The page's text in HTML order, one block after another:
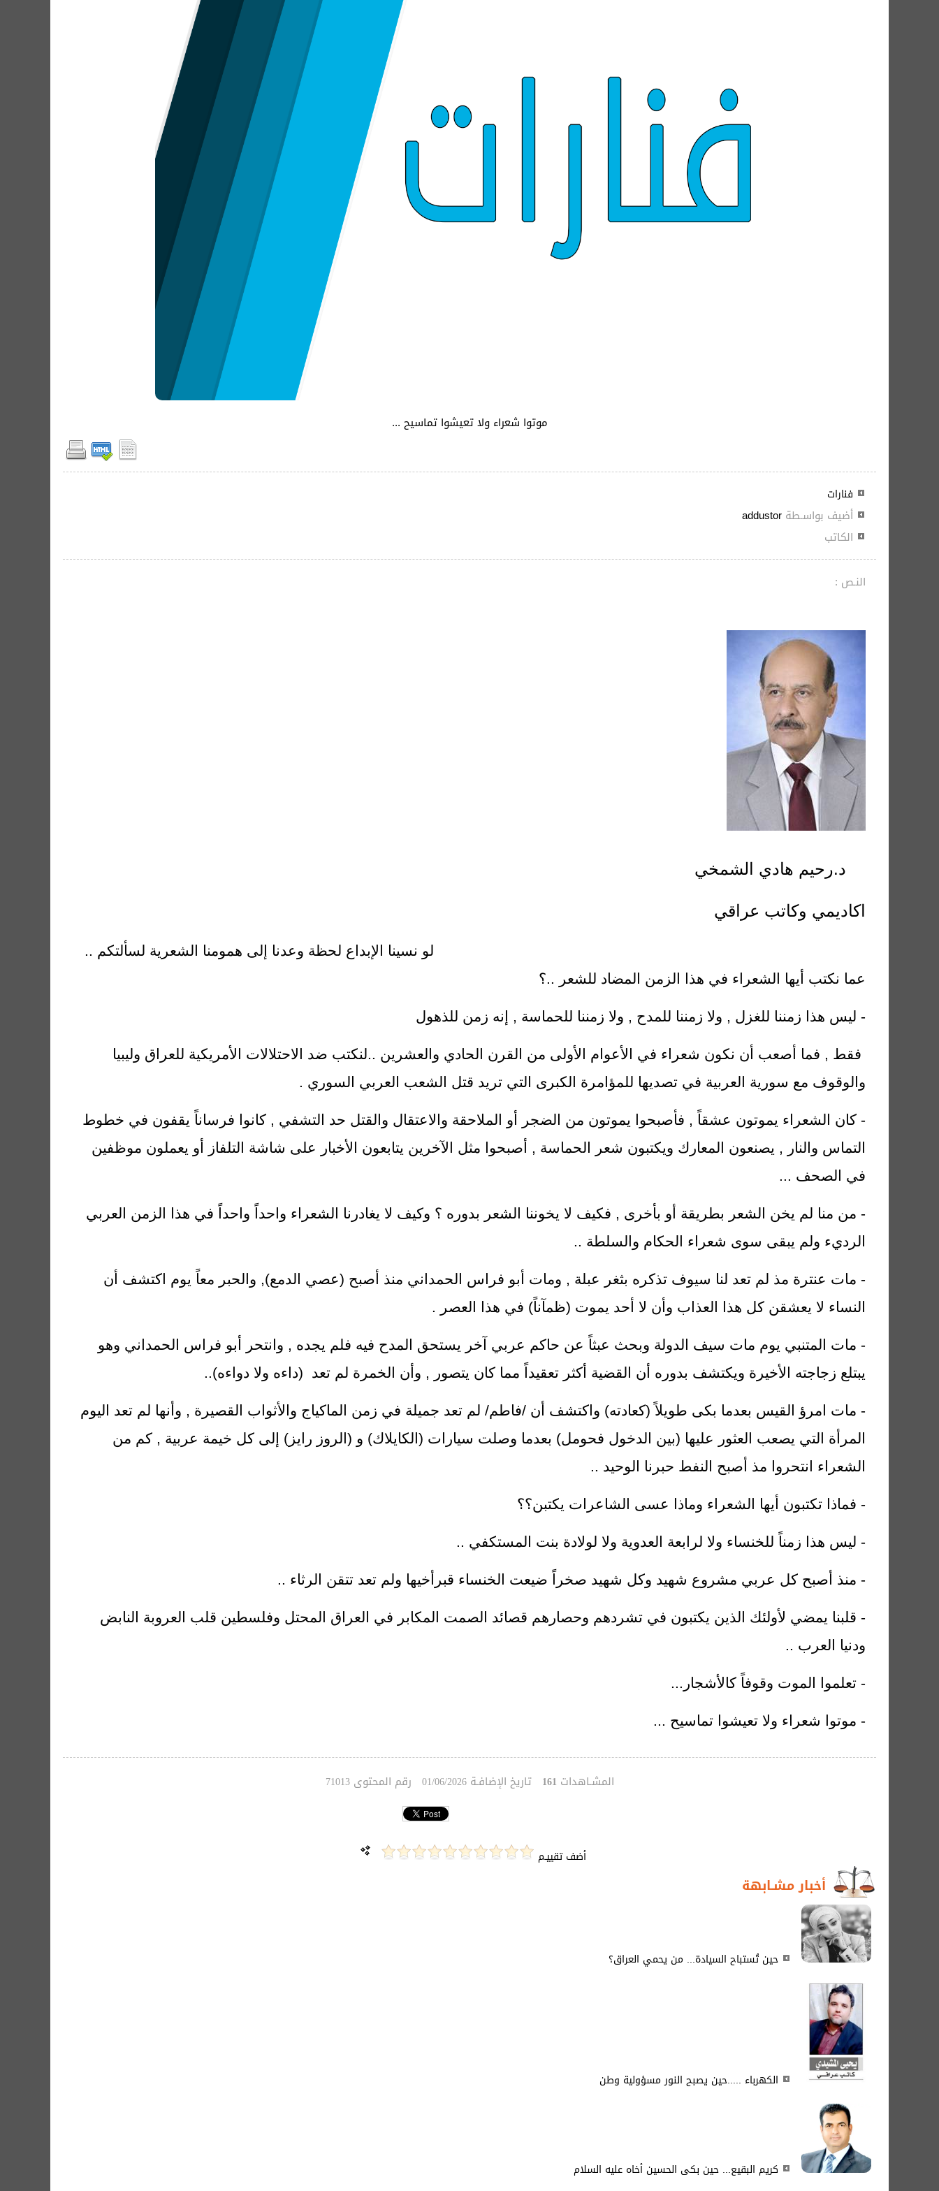
موتوا شعراء ولا تعيشوا تماسيح ...
فنارات
أضيف بواسـطة
الكاتب
النـص :
د.رحيم هادي الشمخي
اكاديمي وكاتب عراقي
لو نسينا الإبداع لحظة وعدنا إلى همومنا الشعرية لسألتكم ..
عما نكتب أيها الشعراء في هذا الزمن المضاد للشعر ..؟
- ليس هذا زمننا للغزل , ولا زمننا للمدح , ولا زمننا للحماسة , إنه زمن للذهول
فقط , فما أصعب أن نكون شعراء في الأعوام الأولى من القرن الحادي والعشرين ..لنكتب ضد الاحتلالات الأمريكية للعراق وليبيا
والوقوف مع سورية العربية في تصديها للمؤامرة الكبرى التي تريد قتل الشعب العربي السوري .
- كان الشعراء يموتون عشقاً , فأصبحوا يموتون من الضجر أو الملاحقة والاعتقال والقتل حد التشفي , كانوا فرساناً يقفون في خطوط
التماس والنار , يصنعون المعارك ويكتبون شعر الحماسة , أصبحوا مثل الآخرين يتابعون الأخبار على شاشة التلفاز أو يعملون موظفين
في الصحف ...
- من منا لم يخن الشعر بطريقة أو بأخرى , فكيف لا يخوننا الشعر بدوره ؟ وكيف لا يغادرنا الشعراء واحداً واحداً في هذا الزمن العربي
الرديء ولم يبقى سوى شعراء الحكام والسلطة ..
- مات عنترة مذ لم تعد لنا سيوف تذكره بثغر عبلة , ومات أبو فراس الحمداني منذ أصبح (عصي الدمع), والحبر معاً يوم اكتشف أن
النساء لا يعشقن كل هذا العذاب وأن لا أحد يموت (ظمآناً) في هذا العصر .
- مات المتنبي يوم مات سيف الدولة وبحث عبثاً عن حاكم عربي آخر يستحق المدح فيه فلم يجده , وانتحر أبو فراس الحمداني وهو
يبتلع زجاجته الأخيرة ويكتشف بدوره أن القضية أكثر تعقيداً مما كان يتصور , وأن الخمرة لم تعد (داءه ولا دواءه)..
- مات امرؤ القيس بعدما بكى طويلاً (كعادته) واكتشف أن /فاطم/ لم تعد جميلة في زمن الماكياج والأثواب القصيرة , وأنها لم تعد اليوم
المرأة التي يصعب العثور عليها (بين الدخول فحومل) بعدما وصلت سيارات (الكايلاك) و (الروز رايز) إلى كل خيمة عربية , كم من
الشعراء انتحروا مذ أصبح النفط حبرنا الوحيد ..
- فماذا تكتبون أيها الشعراء وماذا عسى الشاعرات يكتبن؟؟
- ليس هذا زمناً للخنساء ولا لرابعة العدوية ولا لولادة بنت المستكفي ..
- منذ أصبح كل عربي مشروع شهيد وكل شهيد صخراً ضيعت الخنساء قبرأخيها ولم تعد تتقن الرثاء ..
- قلبنا يمضي لأولئك الذين يكتبون في تشردهم وحصارهم قصائد الصمت المكابر في العراق المحتل وفلسطين قلب العروبة النابض
ودنيا العرب ..
- تعلموا الموت وقوفاً كالأشجار...
- موتوا شعراء ولا تعيشوا تماسيح ...
المشـاهدات 161 تاريخ الإضافـة01/06/2026 رقم المحتوى71013
أضف تقييـم
أخبار مشـابهة
حين تُستباح السيادة... من يحمي العراق؟
الكهرباء .....حين يصبح النور مسؤولية وطن
كريم البقيع... حين بكى الحسين أخاه عليه السلام